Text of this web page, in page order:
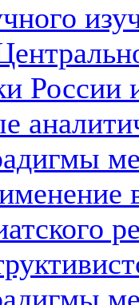
России